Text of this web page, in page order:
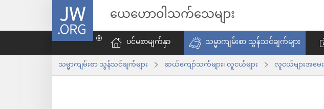
JW.ORG ယေဟောဝါသက်သေများ
ပင်မစာမျက်နှာ သမ္မာကျမ်းစာ သွန်သင်ချက်များ
သမ္မာကျမ်းစာ သွန်သင်ချက်များ ဆယ်ကျော်သက်များ၊ လူငယ်များ လူငယ်များအမေး